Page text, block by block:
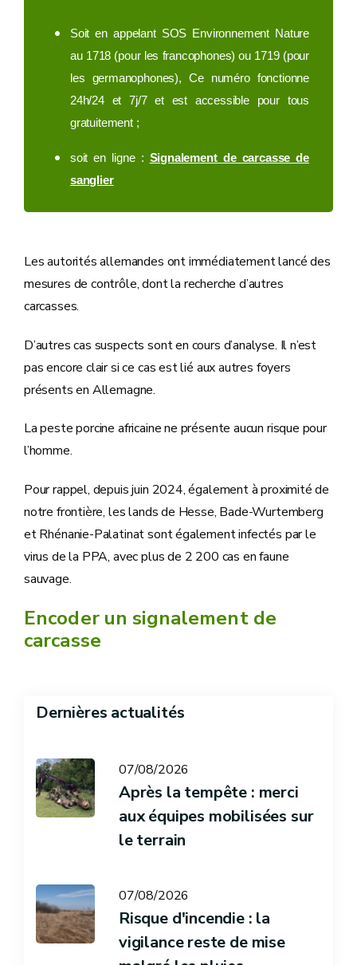
Soit en appelant SOS Environnement Nature
au 1718 (pour les francophones) ou 1719 (pour
les germanophones), Ce numéro fonctionne
24h/24 et 7j/7 et est accessible pour tous
gratuitement ;
soit en ligne : Signalement de carcasse de
sanglier
Les autorités allemandes ont immédiatement lancé des
mesures de contrôle, dont la recherche d’autres
carcasses.
D’autres cas suspects sont en cours d’analyse. Il n’est
pas encore clair si ce cas est lié aux autres foyers
présents en Allemagne.
La peste porcine africaine ne présente aucun risque pour
l’homme.
Pour rappel, depuis juin 2024, également à proximité de
notre frontière, les lands de Hesse, Bade-Wurtemberg
et Rhénanie-Palatinat sont également infectés par le
virus de la PPA, avec plus de 2 200 cas en faune
sauvage.
Encoder un signalement de
carcasse
Dernières actualités
07/08/2026
Après la tempête : merci
aux équipes mobilisées sur
le terrain
07/08/2026
Risque d'incendie : la
vigilance reste de mise